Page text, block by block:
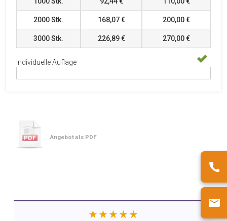
2000Stk. 168,07 € 200,00 €
3000Stk. 226,89 € 270,00 €
Individuelle Auflage
Angebot als PDF
★★★★★